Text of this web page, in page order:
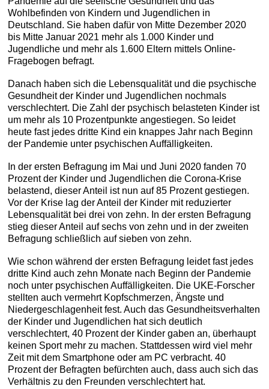
Wohlbefinden von Kindern und Jugendlichen in
Deutschland. Sie haben dafür von Mitte Dezember 2020
bis Mitte Januar 2021 mehr als 1.000 Kinder und
Jugendliche und mehr als 1.600 Eltern mittels Online-
Fragebogen befragt.
Danach haben sich die Lebensqualität und die psychische
Gesundheit der Kinder und Jugendlichen nochmals
verschlechtert. Die Zahl der psychisch belasteten Kinder ist
um mehr als 10 Prozentpunkte angestiegen. So leidet
heute fast jedes dritte Kind ein knappes Jahr nach Beginn
der Pandemie unter psychischen Auffälligkeiten.
In der ersten Befragung im Mai und Juni 2020 fanden 70
Prozent der Kinder und Jugendlichen die Corona-Krise
belastend, dieser Anteil ist nun auf 85 Prozent gestiegen.
Vor der Krise lag der Anteil der Kinder mit reduzierter
Lebensqualität bei drei von zehn. In der ersten Befragung
stieg dieser Anteil auf sechs von zehn und in der zweiten
Befragung schließlich auf sieben von zehn.
Wie schon während der ersten Befragung leidet fast jedes
dritte Kind auch zehn Monate nach Beginn der Pandemie
noch unter psychischen Auffälligkeiten. Die UKE-Forscher
stellten auch vermehrt Kopfschmerzen, Ängste und
Niedergeschlagenheit fest. Auch das Gesundheitsverhalten
der Kinder und Jugendlichen hat sich deutlich
verschlechtert, 40 Prozent der Kinder gaben an, überhaupt
keinen Sport mehr zu machen. Stattdessen wird viel mehr
Zeit mit dem Smartphone oder am PC verbracht. 40
Prozent der Befragten befürchten auch, dass auch sich das
Verhältnis zu den Freunden verschlechtert hat.